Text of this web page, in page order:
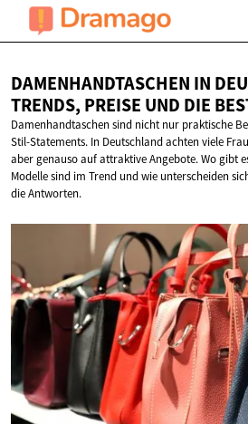
DAMENHANDTASCHEN IN
TRENDS, PREISE UND DIE
Damenhandtaschen sind nicht nur praktische
Stil-Statements. In Deutschland achten viele
aber genauso auf attraktive Angebote. Wo gibt
Modelle sind im Trend und wie unterscheiden
die Antworten.